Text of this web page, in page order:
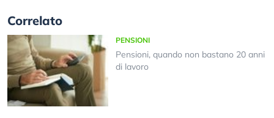
Correlato
PENSIONI
Pensioni, quando non bastano 20 anni
di lavoro